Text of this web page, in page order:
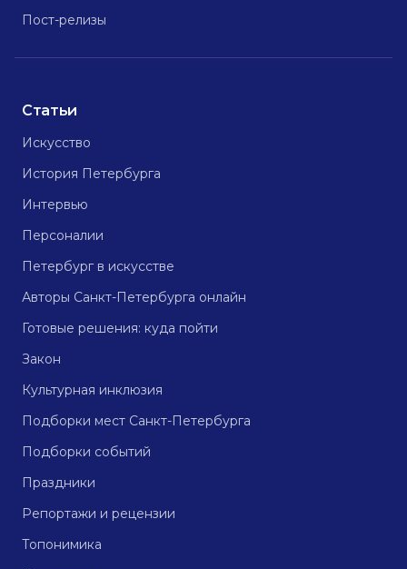
Пост-релизы
Статьи
Искусство
История Петербурга
Интервью
Персоналии
Петербург в искусстве
Авторы Санкт-Петербурга онлайн
Готовые решения: куда пойти
Закон
Культурная инклюзия
Подборки мест Санкт-Петербурга
Подборки событий
Праздники
Репортажи и рецензии
Топонимика